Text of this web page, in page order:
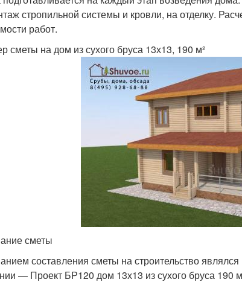
стропильной системы и кровли, на отделку.
работ.
сметы на дом из сухого бруса 13х13, 190 м²
сметы
составления сметы на строительство
— Проект БР120 дом 13х13 из сухого бруса 190